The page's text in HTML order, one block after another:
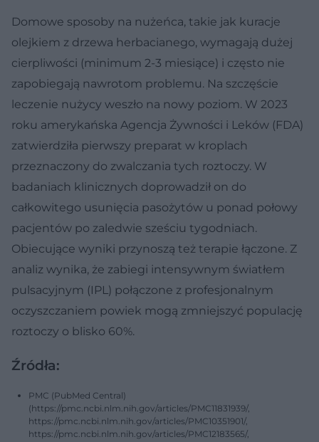
Domowe sposoby na nużeńca, takie jak kuracje
olejkiem z drzewa herbacianego, wymagają dużej
cierpliwości (minimum 2-3 miesiące) i często nie
zapobiegają nawrotom problemu. Na szczęście
leczenie nużycy weszło na nowy poziom. W 2023
roku amerykańska Agencja Żywności i Leków (FDA)
zatwierdziła pierwszy preparat w kroplach
przeznaczony do zwalczania tych roztoczy. W
badaniach klinicznych doprowadził on do
całkowitego usunięcia pasożytów u ponad połowy
pacjentów po zaledwie sześciu tygodniach.
Obiecujące wyniki przynoszą też terapie łączone. Z
analiz wynika, że zabiegi intensywnym światłem
pulsacyjnym (IPL) połączone z profesjonalnym
oczyszczaniem powiek mogą zmniejszyć populację
roztoczy o blisko 60%.
Źródła:
PMC (PubMed Central)
(https://pmc.ncbi.nlm.nih.gov/articles/PMC11831939/,
https://pmc.ncbi.nlm.nih.gov/articles/PMC10351901/,
https://pmc.ncbi.nlm.nih.gov/articles/PMC12183565/,